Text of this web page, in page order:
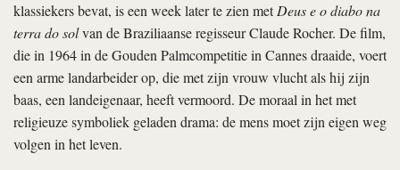
klassiekers bevat, is een week later te zien metDeus e o diabo na
terra do solvan de Braziliaanse regisseur Claude Rocher. De film,
die in 1964 in de Gouden Palmcompetitie in Cannes draaide, voert
een arme landarbeider op, die met zijn vrouw vlucht als hij zijn
baas, een landeigenaar, heeft vermoord. De moraal in het met
religieuze symboliek geladen drama: de mens moet zijn eigen weg
volgen in het leven.